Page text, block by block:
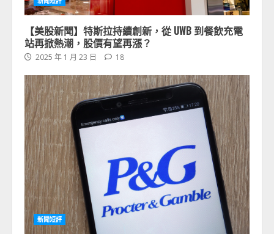
【美股新聞】特斯拉持續創新，從 UWB 到餐飲充電
站再掀熱潮，股價有望再漲？
2025 年 1 月 23 日 18
新聞短評